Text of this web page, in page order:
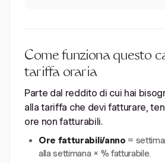
Come funziona questo
tariffa oraria
Parte dal reddito di cui hai
alla tariffa che devi fatturare,
ore non fatturabili.
Ore fatturabili/anno =
alla settimana × % fatturabile.